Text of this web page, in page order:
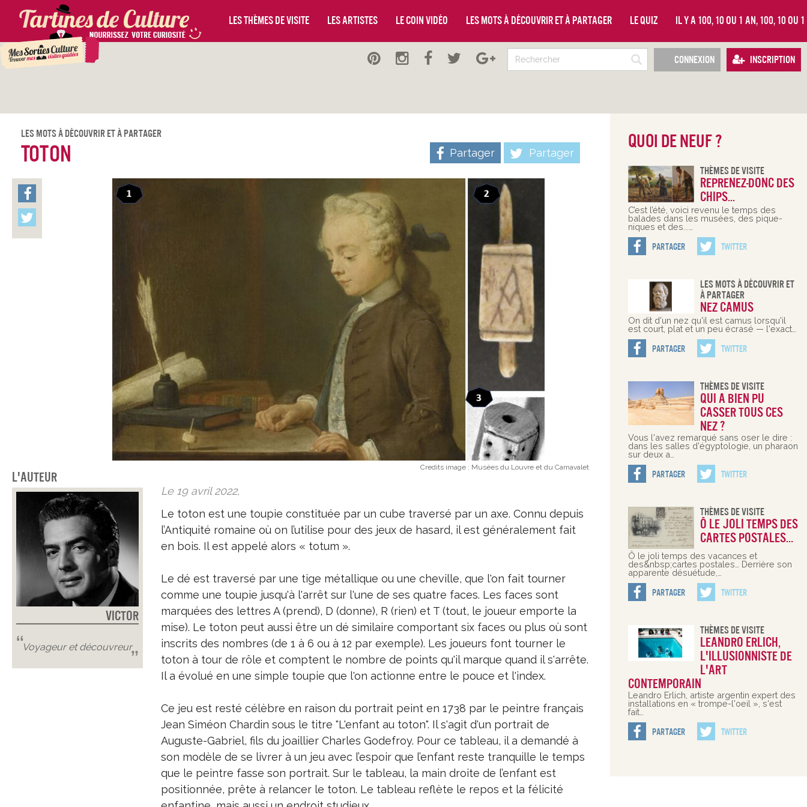
Les thèmes de visite Les artistes Le coin vidéo Les mots à découvrir et à partager Le quiz Il y a 100, 10 ou 1 an, 100, 10 ou
Connexion Inscription
Les Mots À Découvrir Et À Partager
Toton Partager Partager
Credits image : Musées du Louvre et du Carnavalet
L'auteur
Victor
Voyageur et découvreur
Le 19 avril 2022,
Le toton est une toupie constituée par un cube traversé par un axe. Connu depuis
l’Antiquité romaine où on l’utilise pour des jeux de hasard, il est généralement fait
en bois. Il est appelé alors « totum ».
Le dé est traversé par une tige métallique ou une cheville, que l'on fait tourner
comme une toupie jusqu'à l'arrêt sur l'une de ses quatre faces. Les faces sont
marquées des lettres A (prend), D (donne), R (rien) et T (tout, le joueur emporte la
mise). Le toton peut aussi être un dé similaire comportant six faces ou plus où sont
inscrits des nombres (de 1 à 6 ou à 12 par exemple). Les joueurs font tourner le
toton à tour de rôle et comptent le nombre de points qu'il marque quand il s'arrête.
Il a évolué en une simple toupie que l'on actionne entre le pouce et l'index.
Ce jeu est resté célèbre en raison du portrait peint en 1738 par le peintre français
Jean Siméon Chardin sous le titre "L'enfant au toton". Il s'agit d'un portrait de
Auguste-Gabriel, fils du joaillier Charles Godefroy. Pour ce tableau, il a demandé à
son modèle de se livrer à un jeu avec l’espoir que l’enfant reste tranquille le temps
que le peintre fasse son portrait. Sur le tableau, la main droite de l’enfant est
positionnée, prête à relancer le toton. Le tableau reflète le repos et la félicité
Quoi de neuf ?
Thèmes De Visite
Reprenez-donc des
chips...
C’est l’été, voici revenu le temps des
balades dans les musées, des pique-
niques et des...…
Partager Twitter
Les Mots À Découvrir Et
À Partager
Nez camus
On dit d'un nez qu'il est camus lorsqu'il
est court, plat et un peu écrasé — l'exact…
Partager Twitter
Thèmes De Visite
Qui a bien pu
casser tous ces
nez ?
Vous l'avez remarqué sans oser le dire :
dans les salles d'égyptologie, un pharaon
sur deux a…
Partager Twitter
Thèmes De Visite
Ô le joli temps des
cartes postales…
Ô le joli temps des vacances et
des&nbsp;cartes postales… Derrière son
apparente désuétude,…
Partager Twitter
Thèmes De Visite
Leandro Erlich,
l'illusionniste de
l'art
contemporain
Leandro Erlich, artiste argentin expert des
installations en « trompe-l'oeil », s'est
fait…
Partager Twitter